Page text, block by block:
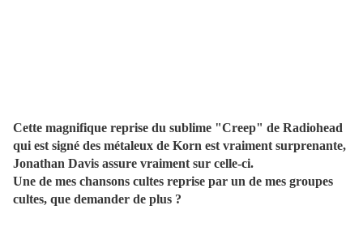
Cette magnifique reprise du sublime "Creep" de Radiohead
qui est signé des métaleux de Korn est vraiment surprenante,
Jonathan Davis assure vraiment sur celle-ci.
Une de mes chansons cultes reprise par un de mes groupes
cultes, que demander de plus ?